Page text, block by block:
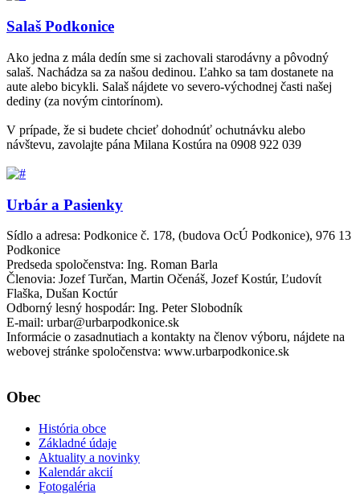
Salaš Podkonice
Ako jedna z mála dedín sme si zachovali starodávny a pôvodný
salaš. Nachádza sa za našou dedinou. Ľahko sa tam dostanete na
aute alebo bicykli. Salaš nájdete vo severo-východnej časti našej
dediny (za novým cintorínom).
V prípade, že si budete chcieť dohodnúť ochutnávku alebo
návštevu, zavolajte pána Milana Kostúra na 0908 922 039
Urbár a Pasienky
Sídlo a adresa: Podkonice č. 178, (budova OcÚ Podkonice), 976 13
Podkonice
Predseda spoločenstva: Ing. Roman Barla
Členovia: Jozef Turčan, Martin Očenáš, Jozef Kostúr, Ľudovít
Flaška, Dušan Koctúr
Odborný lesný hospodár: Ing. Peter Slobodník
E-mail: urbar@urbarpodkonice.sk
Informácie o zasadnutiach a kontakty na členov výboru, nájdete na
webovej stránke spoločenstva: www.urbarpodkonice.sk
Obec
História obce
Základné údaje
Aktuality a novinky
Kalendár akcií
Fotogaléria